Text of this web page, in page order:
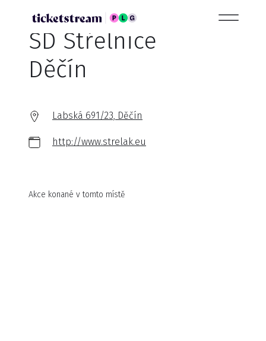
SD Střelnice
Děčín
Labská 691/23, Děčín
http://www.strelak.eu
Akce konané v tomto místě